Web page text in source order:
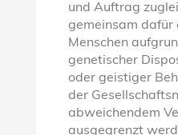
und Auftrag
gemeinsam dafür
Menschen
genetischer
oder geistiger
der
abweichendem
ausgegrenzt